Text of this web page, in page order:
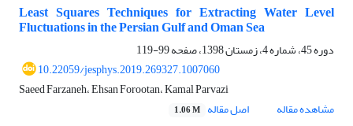
Least Squares Techniques for Extracting Water Level
Fluctuations in the Persian Gulf and Oman Sea
دوره 45، شماره 4، زمستان 1398، صفحه
99-119
10.22059/jesphys.2019.269327.1007060
Saeed Farzaneh، Ehsan Forootan، Kamal Parvazi
مشاهده مقاله
اصل مقاله 1.06 M